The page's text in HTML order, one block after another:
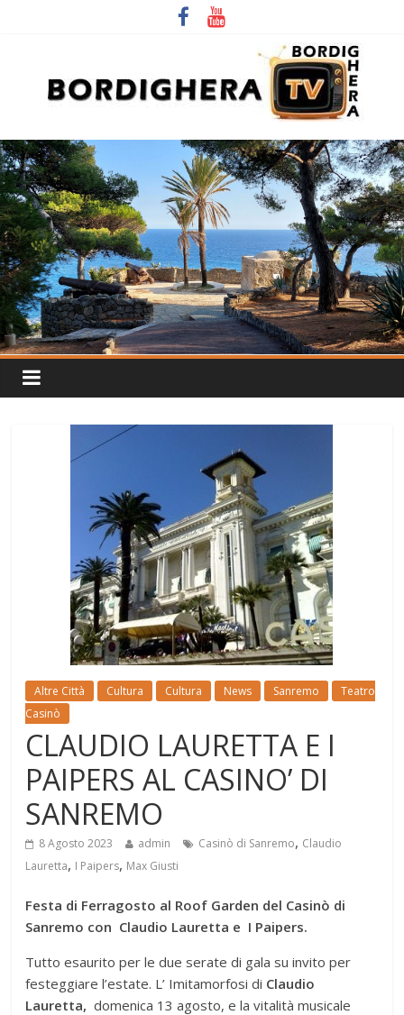
Altre Città Cultura Cultura News Sanremo
Teatro
Casinò
CLAUDIO LAURETTA E I
PAIPERS AL CASINO’ DI
SANREMO
8 Agosto 2023 admin Casinò di Sanremo, Claudio
Lauretta, I Paipers, Max Giusti
Festa di Ferragosto al Roof Garden del Casinò di
Sanremo con Claudio Lauretta e I Paipers.
Tutto esaurito per le due serate di gala su invito per
festeggiare l’estate. L’ Imitamorfosi di Claudio
Lauretta, domenica 13 agosto, e la vitalità musicale